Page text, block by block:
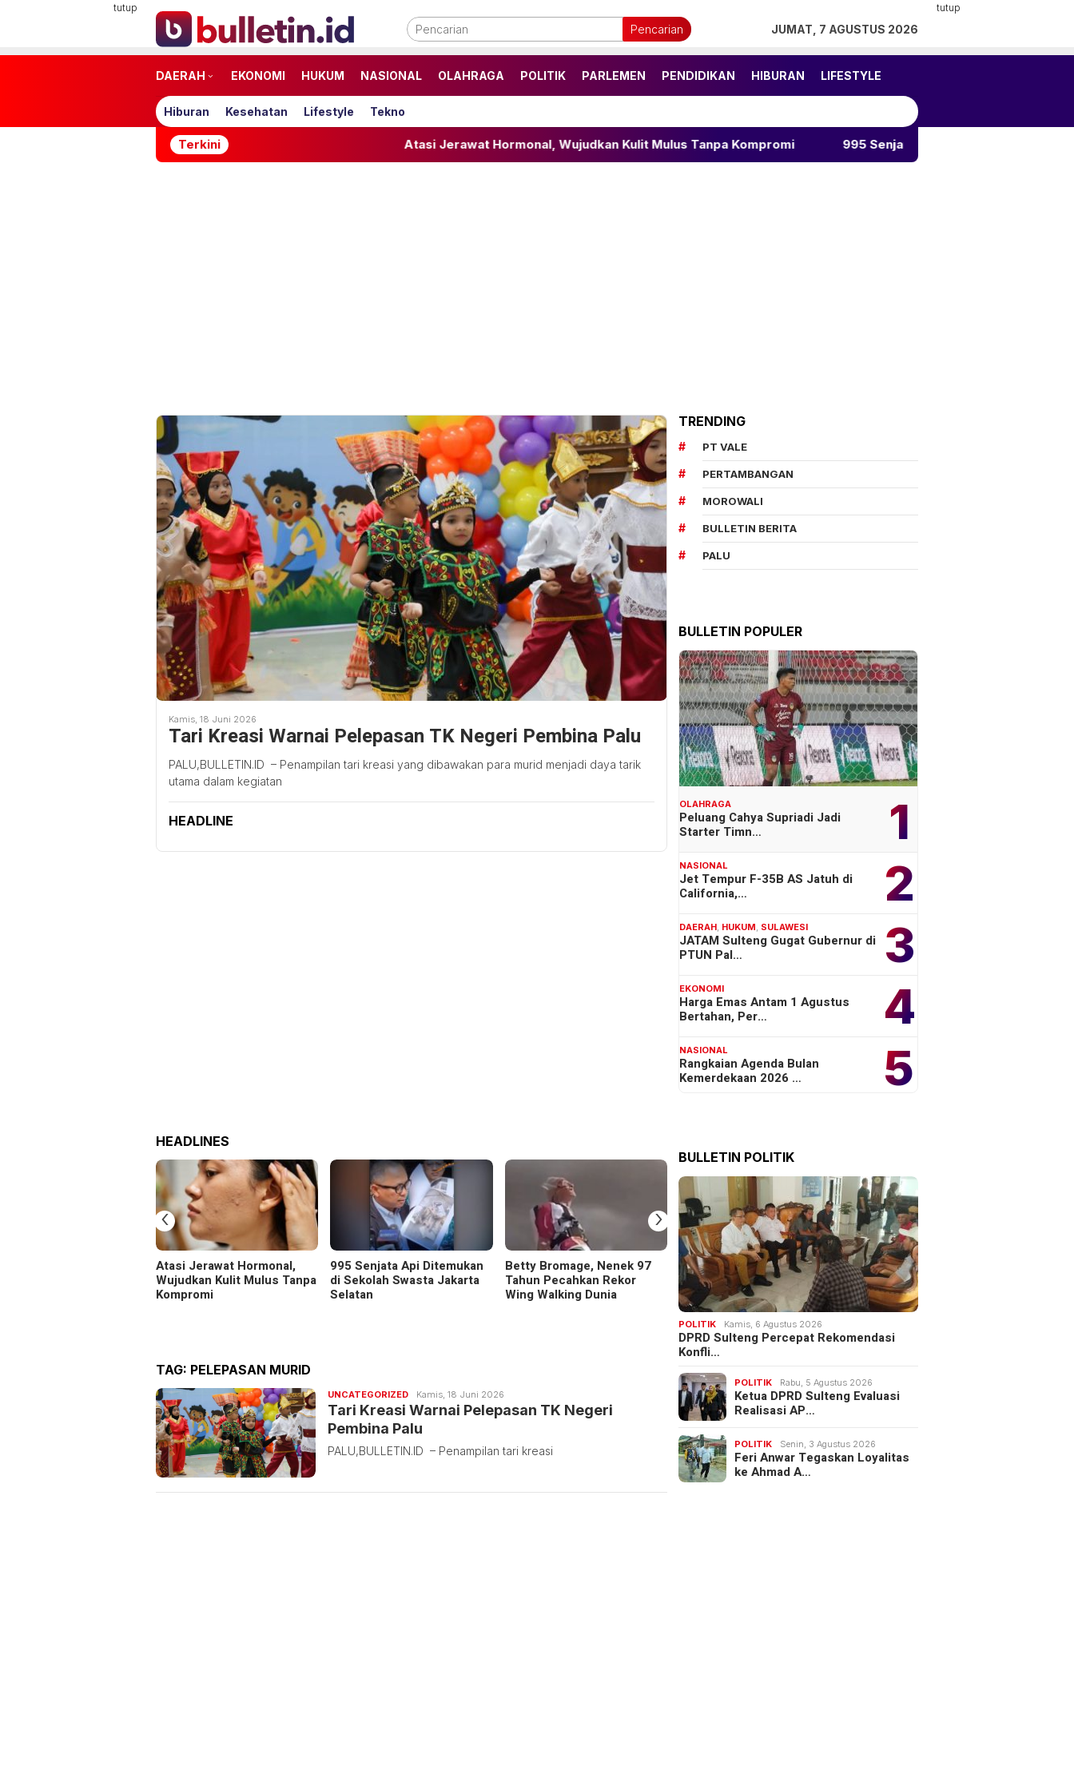
tutup tutup
Pencarian JUMAT, 7 AGUSTUS 2026
DAERAH EKONOMI HUKUM NASIONAL OLAHRAGA POLITIK PARLEMEN PENDIDIKAN HIBURAN LIFESTYLE
Hiburan Kesehatan Lifestyle Tekno
Terkini Atasi Jerawat Hormonal, Wujudkan Kulit Mulus Tanpa Kompromi 995 Senjata Api Ditemukan di Sekolah Swasta
Kamis, 18 Juni 2026
Tari Kreasi Warnai Pelepasan TK Negeri Pembina Palu
PALU,BULLETIN.ID – Penampilan tari kreasi yang dibawakan para murid menjadi daya tarik
utama dalam kegiatan
HEADLINE
HEADLINES
Atasi Jerawat Hormonal,
Wujudkan Kulit Mulus Tanpa
Kompromi
995 Senjata Api Ditemukan
di Sekolah Swasta Jakarta
Selatan
Betty Bromage, Nenek 97
Tahun Pecahkan Rekor
Wing Walking Dunia
Kakanwil Ditjenpas Sulteng
Jalin Kolaborasi Hukum
Adat BMA untuk Reintegrasi
Warga Binaan
Cha Eun-woo Ajukan
Banding Pajak Rp144 Miliar:
NTS Digugat Fantagio
‹ ›
TAG: PELEPASAN MURID
UNCATEGORIZEDRedaksi
Bulletin
Kamis, 18 Juni 2026
Tari Kreasi Warnai Pelepasan TK Negeri
Pembina Palu
PALU,BULLETIN.ID – Penampilan tari kreasi
TRENDING
PT VALE
PERTAMBANGAN
MOROWALI
BULLETIN BERITA
PALU
BULLETIN POPULER
1
OLAHRAGA
Peluang Cahya Supriadi Jadi
Starter Timn…
2
NASIONAL
Jet Tempur F-35B AS Jatuh di
California,…
3
DAERAH HUKUM SULAWESI
JATAM Sulteng Gugat Gubernur di
PTUN Pal…
4
EKONOMI
Harga Emas Antam 1 Agustus
Bertahan, Per…
5
NASIONAL
Rangkaian Agenda Bulan
Kemerdekaan 2026 …
BULLETIN POLITIK
POLITIK Kamis, 6 Agustus 2026
DPRD Sulteng Percepat Rekomendasi
Konfli…
POLITIK Rabu, 5 Agustus 2026
Ketua DPRD Sulteng Evaluasi
Realisasi AP…
POLITIK Senin, 3 Agustus 2026
Feri Anwar Tegaskan Loyalitas
ke Ahmad A…